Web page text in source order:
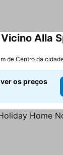
Alla
de Centro da
os preços